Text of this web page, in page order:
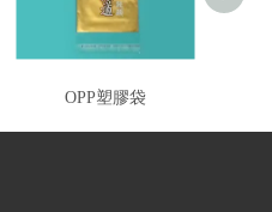
OPP塑膠袋